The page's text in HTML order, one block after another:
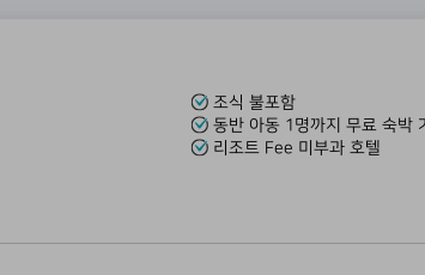
조식 불포함
동반 아동 1명까지 무료 숙박
리조트 Fee 미부과 호텔